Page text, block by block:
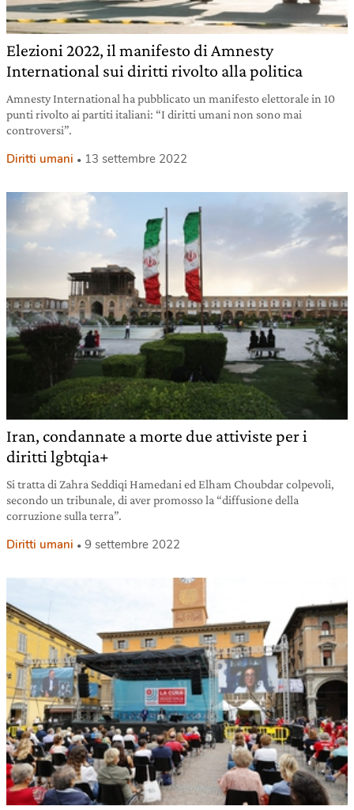
Elezioni 2022, il manifesto di Amnesty
International sui diritti rivolto alla politica
Amnesty International ha pubblicato un manifesto elettorale in 10
punti rivolto ai partiti italiani: “I diritti umani non sono mai
controversi”.
Diritti umani 13 settembre 2022
Iran, condannate a morte due attiviste per i
diritti lgbtqia+
Si tratta di Zahra Seddiqi Hamedani ed Elham Choubdar colpevoli,
secondo un tribunale, di aver promosso la “diffusione della
corruzione sulla terra”.
Diritti umani 9 settembre 2022